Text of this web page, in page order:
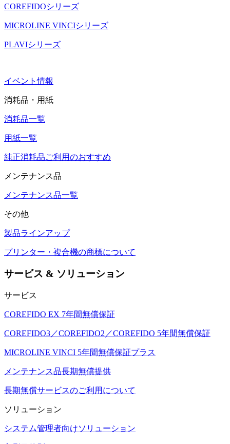
COREFIDOシリーズ
MICROLINE VINCIシリーズ
PLAVIシリーズ
イベント情報
消耗品・用紙
消耗品一覧
用紙一覧
純正消耗品ご利用のおすすめ
メンテナンス品
メンテナンス品一覧
その他
製品ラインアップ
プリンター・複合機の商標について
サービス & ソリューション
サービス
COREFIDO EX 7年間無償保証
COREFIDO3／COREFIDO2／COREFIDO 5年間無償保証
MICROLINE VINCI 5年間無償保証プラス
メンテナンス品長期無償提供
長期無償サービスのご利用について
ソリューション
システム管理者向けソリューション